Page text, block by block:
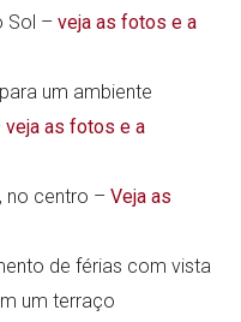
Sol –veja as fotos e a
um ambiente
veja as fotos e a
no centro –Veja as
de férias com vista
um terraço